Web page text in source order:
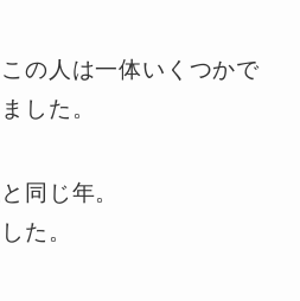
の人は一体いくつかで
した。
同じ年。
た。